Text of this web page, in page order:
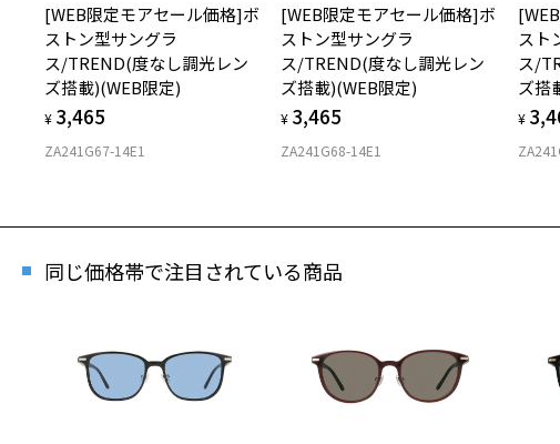
[WEB限定モアセール価格]ボ
ストン型サングラ
ス/TREND(度なし調光レン
ズ搭載)(WEB限定)
¥ 3,465
ZA241G67-14E1
[WEB限定モアセール価格]ボ
ストン型サングラ
ス/TREND(度なし調光レン
ズ搭載)(WEB限定)
¥ 3,465
ZA241G68-14E1
スト
ス/
ズ搭
¥
同じ価格帯で注目されている商品